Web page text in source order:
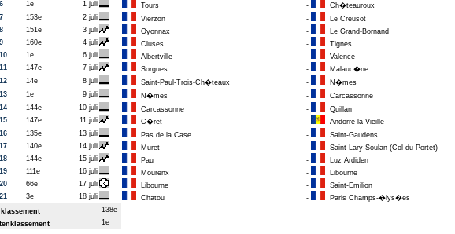
1e 1 juli Tours - Ch�teauroux
153e 2 juli Vierzon - Le Creusot
151e 3 juli Oyonnax - Le Grand-Bornand
160e 4 juli Cluses - Tignes
1e 6 juli Albertville - Valence
147e 7 juli Sorgues - Malauc�ne
14e 8 juli Saint-Paul-Trois-Ch�teaux - N�mes
1e 9 juli N�mes - Carcassonne
144e 10 juli Carcassonne - Quillan
147e 11 juli C�ret - Andorre-la-Vieille
135e 13 juli Pas de la Case - Saint-Gaudens
140e 14 juli Muret - Saint-Lary-Soulan (Col du Portet)
144e 15 juli Pau - Luz Ardiden
111e 16 juli Mourenx - Libourne
66e 17 juli Libourne - Saint-Emilion
3e 18 juli Chatou - Paris Champs-�lys�es
138e
1e